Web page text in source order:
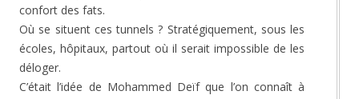
confort des fats.
Où se situent ces tunnels ? Stratégiquement, sous les
écoles, hôpitaux, partout où il serait impossible de les
déloger.
C’était l’idée de Mohammed Deïf que l’on connaît à